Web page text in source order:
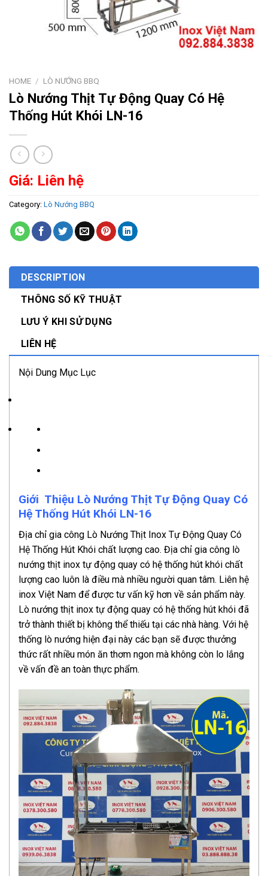
HOME / LÒ NƯỚNG BBQ
Lò Nướng Thịt Tự Động Quay Có Hệ
Thống Hút Khói LN-16
Giá: Liên hệ
Category: Lò Nướng BBQ
DESCRIPTION
THÔNG SỐ KỸ THUẬT
LƯU Ý KHI SỬ DỤNG
LIÊN HỆ
Nội Dung Mục Lục
Giới Thiệu Lò Nướng Thịt Tự Động Quay Có
Hệ Thống Hút Khói LN-16
Địa chỉ gia công Lò Nướng Thịt Inox Tự Động Quay Có
Hệ Thống Hút Khói chất lượng cao. Địa chỉ gia công lò
nướng thịt inox tự động quay có hệ thống hút khói chất
lượng cao luôn là điều mà nhiều người quan tâm. Liên hệ
inox Việt Nam để được tư vấn kỹ hơn về sản phẩm này.
Lò nướng thịt inox tự động quay có hệ thống hút khói đã
trở thành thiết bị không thể thiếu tại các nhà hàng. Với hệ
thống lò nướng hiện đại này các bạn sẽ được thưởng
thức rất nhiều món ăn thơm ngon mà không còn lo lắng
về vấn đề an toàn thực phẩm.